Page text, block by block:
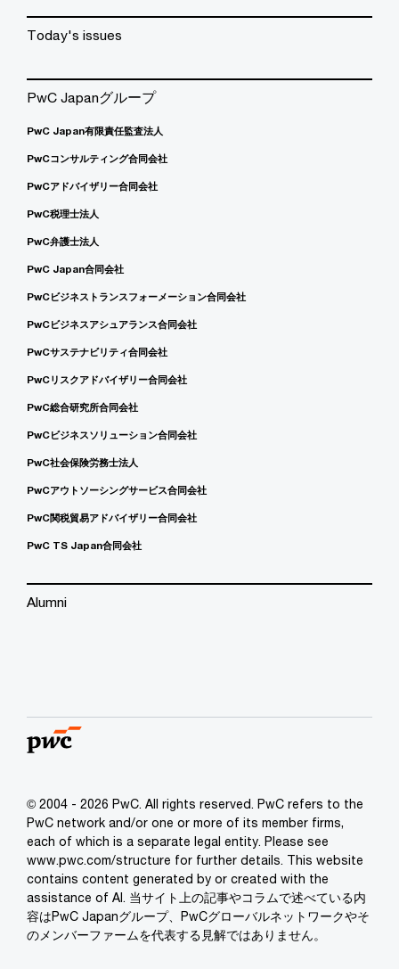
Today's issues
PwC Japanグループ
PwC Japan有限責任監査法人
PwCコンサルティング合同会社
PwCアドバイザリー合同会社
PwC税理士法人
PwC弁護士法人
PwC Japan合同会社
PwCビジネストランスフォーメーション合同会社
PwCビジネスアシュアランス合同会社
PwCサステナビリティ合同会社
PwCリスクアドバイザリー合同会社
PwC総合研究所合同会社
PwCビジネスソリューション合同会社
PwC社会保険労務士法人
PwCアウトソーシングサービス合同会社
PwC関税貿易アドバイザリー合同会社
PwC TS Japan合同会社
Alumni
© 2004 - 2026 PwC. All rights reserved. PwC refers to the
PwC network and/or one or more of its member firms,
each of which is a separate legal entity. Please see
www.pwc.com/structure for further details. This website
contains content generated by or created with the
assistance of AI. 当サイト上の記事やコラムで述べている内
容はPwC Japanグループ、PwCグローバルネットワークやそ
のメンバーファームを代表する見解ではありません。